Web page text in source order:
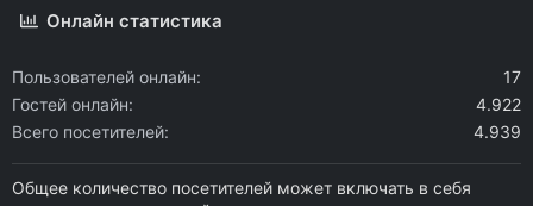
Онлайн статистика
Пользователей онлайн
17
Гостей онлайн
4.922
Всего посетителей
4.939
Общее количество посетителей может включать в себя